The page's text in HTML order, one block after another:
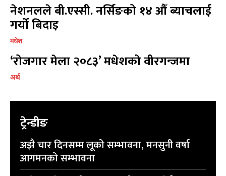
नेशनलले बी.एस्सी. नर्सिङको १४ औँ ब्याचलाई
गर्यो बिदाइ
मधेश
‘रोजगार मेला २०८३’ मधेशको वीरगन्जमा
अर्थ
ट्रेन्डीङ
अझै चार दिनसम्म लूको सम्भावना, मनसुनी वर्षा
आगमनको सम्भावना